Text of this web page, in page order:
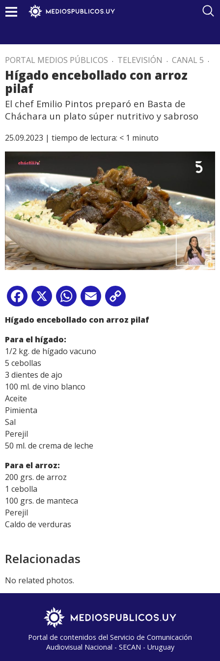
PORTAL MEDIOS PÚBLICOS . TELEVISIÓN . CANAL 5 .
Hígado encebollado con arroz
pilaf
El chef Emilio Pintos preparó en Basta de
Cháchara un plato súper nutritivo y sabroso
25.09.2023 | tiempo de lectura: < 1 minuto
Facebook
X WhatsApp
Email
Link
Hígado encebollado con arroz pilaf
Para el hígado:
1/2 kg. de hígado vacuno
5 cebollas
3 dientes de ajo
100 ml. de vino blanco
Aceite
Pimienta
Sal
Perejil
50 ml. de crema de leche
Para el arroz:
200 grs. de arroz
1 cebolla
100 grs. de manteca
Perejil
Caldo de verduras
Relacionadas
No related photos.
Portal de contenidos del Servicio de Comunicación
Audiovisual Nacional - SECAN - Uruguay